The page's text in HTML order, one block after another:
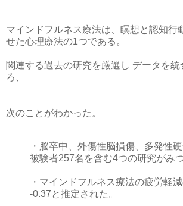
マインドフルネス療法は、瞑想と認知行
せた心理療法の1つである。
関連する過去の研究を厳選し データを統
ろ、
次のことがわかった。
・脳卒中、外傷性脳損傷、多発性
被験者257名を含む4つの研究がみ
・マインドフルネス療法の疲労軽
-0.37と推定された。